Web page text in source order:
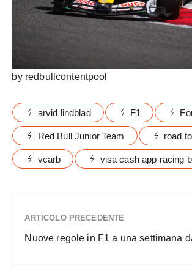
by redbullcontentpool
arvid lindblad F1
Red Bull Junior Team road
vcarb visa cash app racing
ARTICOLO PRECEDENTE
Nuove regole in F1 a una settimana